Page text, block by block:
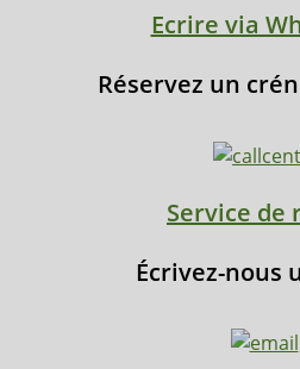
Ecrire via
Réservez un
Service de
Écrivez-nous